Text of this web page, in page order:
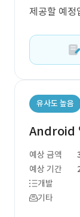
제공할 예정
유사도 높음
Android
예상 금액
예상 기간
개발
기타